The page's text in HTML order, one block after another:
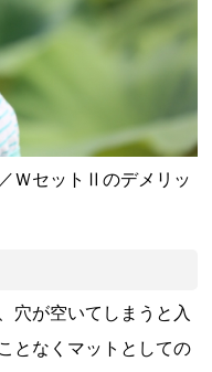
ＷセットⅡのデメリッ
穴が空いてしまうと入
となくマットとしての